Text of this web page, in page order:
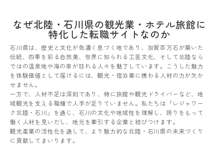
なぜ北陸・石川県の観光業・ホテル旅館に
特化した転職サイトなのか
石川県は、歴史と文化が色濃く息づく地であり、加賀百万石が築いた
伝統、四季を彩る自然美、世界に知られる工芸文化、そして北陸なら
ではの温泉地や海の幸が訪れる人々を魅了しています。こうした魅力
を体験価値として届けるには、観光・宿泊業に携わる人材の力が欠か
せません。
一方で、人材不足は深刻であり、特に旅館や観光ドライバーなど、地
域観光を支える職種で人手が足りていません。私たちは「レジャワー
ク北陸・石川」を通じ、石川の文化や地域性を理解し、誇りをもって
働く人材を見いだし、地元を牽引する企業と結びつけます。
観光産業の活性化を通して、より魅力的な北陸・石川県の未来づくり
に貢献してまいります。